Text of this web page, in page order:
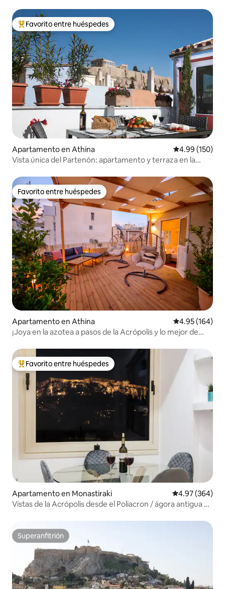
Favorito entre huéspedes preferido
Favorito entre huéspedes
Apartamento en Athina Calificación
4.99 (150)
Vista única del Partenón: apartamento y terraza en la
Favorito entre huéspedes
Favorito entre huéspedes
Apartamento en Athina Calificación
4.95 (164)
¡Joya en la azotea a pasos de la Acrópolis y lo mejor de
Favorito entre huéspedes preferido
Favorito entre huéspedes
Apartamento en Monastiraki Calificación
4.97 (364)
Vistas de la Acrópolis desde el Poliacron / ágora antigua de
Superanfitrión
Superanfitrión